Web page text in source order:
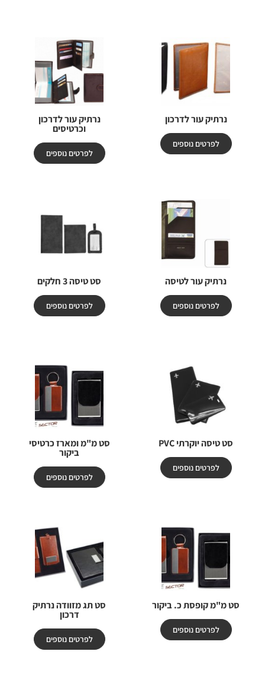
נרתיק עור לדרכון
לפרטים נוספים
נרתיק עור לדרכון
וכרטיסים
לפרטים נוספים
נרתיק עור לטיסה
לפרטים נוספים
סט טיסה 3 חלקים
לפרטים נוספים
סט טיסה יוקרתי PVC
לפרטים נוספים
סט מ"מ ומארז כרטיסי
ביקור
לפרטים נוספים
סט מ"מ קופסת כ. ביקור
לפרטים נוספים
סט תג מזוודה נרתיק
דרכון
לפרטים נוספים